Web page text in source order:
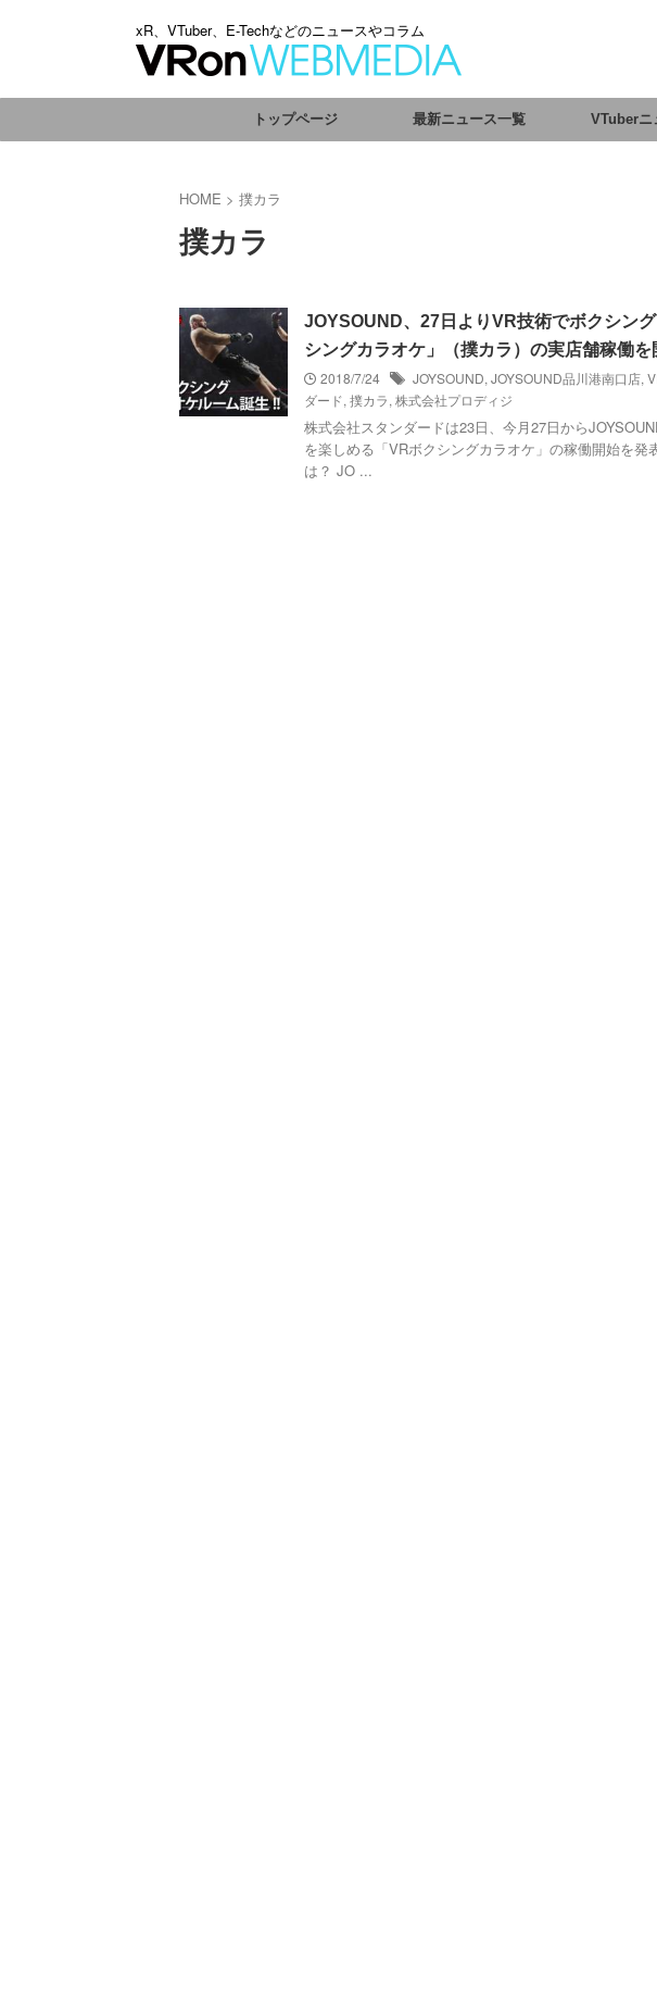
xR、VTuber、E-Techなどのニュースやコラム
トップページ 最新ニュース一覧 VTuberニ
HOME > 撲カラ
撲カラ
JOYSOUND、27日よりVR技術でボクシン
シングカラオケ」（撲カラ）の実店舗稼働を
2018/7/24
JOYSOUND, JOYSOUND品川港南口店,
ダード, 撲カラ, 株式会社プロディジ
株式会社スタンダードは23日、今月27日から
を楽しめる「VRボクシングカラオケ」の稼働開始を
は？ JO ...